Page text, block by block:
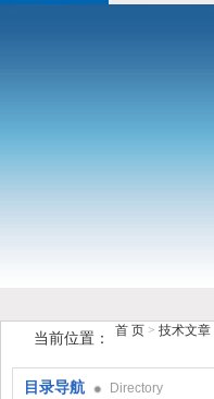
当前位置： 首 页 > 技术文章
目录导航 Directory